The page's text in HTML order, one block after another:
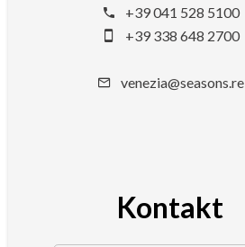
+39 041 528 5100
+39 338 648 2700
venezia@seasons.re
Kontakt